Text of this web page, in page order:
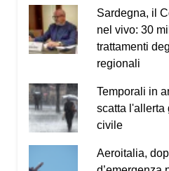
Sardegna, il
nel vivo: 30
trattamenti
regionali
Temporali in
scatta
civile
Aeroitalia,